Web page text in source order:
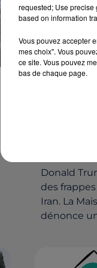
25 juin 2025
Donald
des
Iran. La
dénonce
requested; Use precise
based on information
Vous pouvez accepter
mes choix". Vous
ce site. Vous pouvez
bas de chaque page.